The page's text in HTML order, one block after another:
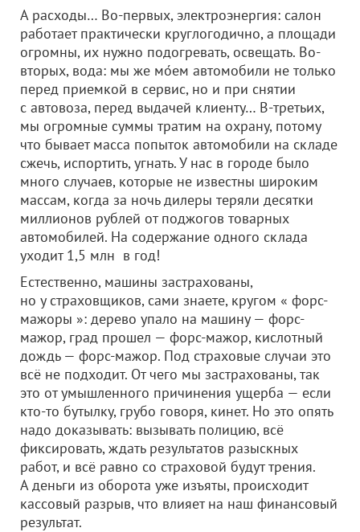
А расходы… Во-первых, электроэнергия: салон
работает практически круглогодично, а площади
огромны, их нужно подогревать, освещать. Во-
вторых, вода: мы же мо́ем автомобили не только
перед приемкой в сервис, но и при снятии
с автовоза, перед выдачей клиенту… В-третьих,
мы огромные суммы тратим на охрану, потому
что бывает масса попыток автомобили на складе
сжечь, испортить, угнать. У нас в городе было
много случаев, которые не известны широким
массам, когда за ночь дилеры теряли десятки
миллионов рублей от поджогов товарных
автомобилей. На содержание одного склада
уходит 1,5 млн в год!
Естественно, машины застрахованы,
но у страховщиков, сами знаете, кругом « форс-
мажоры »: дерево упало на машину — форс-
мажор, град прошел — форс-мажор, кислотный
дождь — форс-мажор. Под страховые случаи это
всё не подходит. От чего мы застрахованы, так
это от умышленного причинения ущерба — если
кто-то бутылку, грубо говоря, кинет. Но это опять
надо доказывать: вызывать полицию, всё
фиксировать, ждать результатов разыскных
работ, и всё равно со страховой будут трения.
А деньги из оборота уже изъяты, происходит
кассовый разрыв, что влияет на наш финансовый
результат.